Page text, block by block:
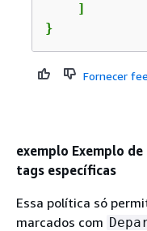
    ]
}
Fornecer
exemplo Exemplo
tags específicas
Essa política só
marcados com